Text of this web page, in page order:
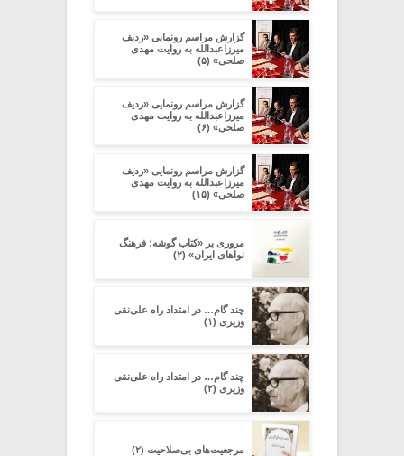
گزارش مراسم رونمایی «ردیف
میرزاعبدالله به روایت مهدی
صلحی» (۵)
گزارش مراسم رونمایی «ردیف
میرزاعبدالله به روایت مهدی
صلحی» (۶)
گزارش مراسم رونمایی «ردیف
میرزاعبدالله به روایت مهدی
صلحی» (۱۵)
مروری بر «کتاب گوشه؛ فرهنگ
نواهای ایران» (۲)
چند گام… در امتداد راه علی‌نقی
وزیری (۱)
چند گام… در امتداد راه علی‌نقی
وزیری (۲)
مرجعیت‌های بی‌صلاحیت (۲)